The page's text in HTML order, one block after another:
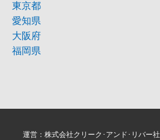
東京都
愛知県
大阪府
福岡県
運営：株式会社クリーク･アンド･リバー社